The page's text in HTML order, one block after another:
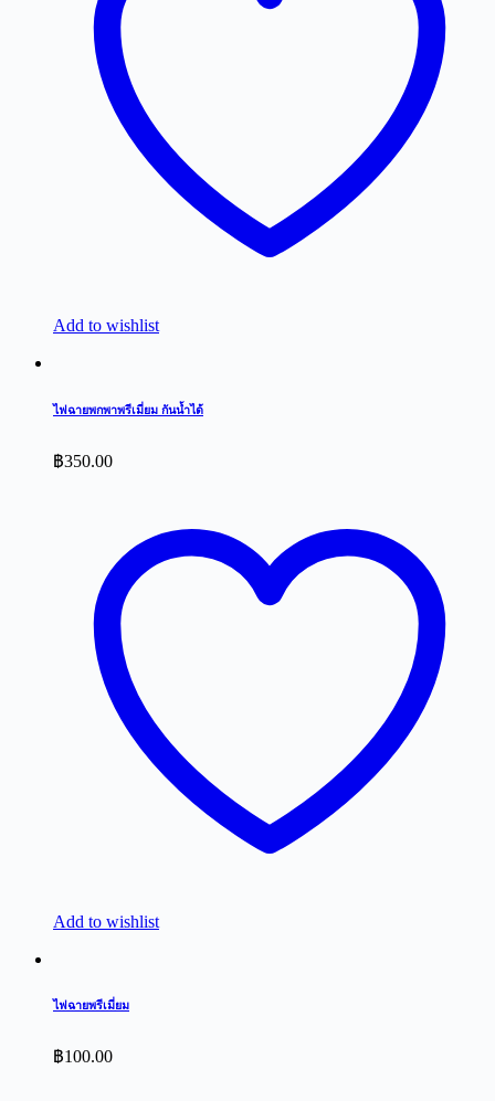
Add to wishlist
ไฟฉายพกพาพรีเมี่ยม กันน้ำได้
฿350.00
Add to wishlist
ไฟฉายพรีเมี่ยม
฿100.00